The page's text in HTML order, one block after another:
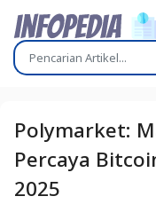
Polymarket:
Percaya
2025